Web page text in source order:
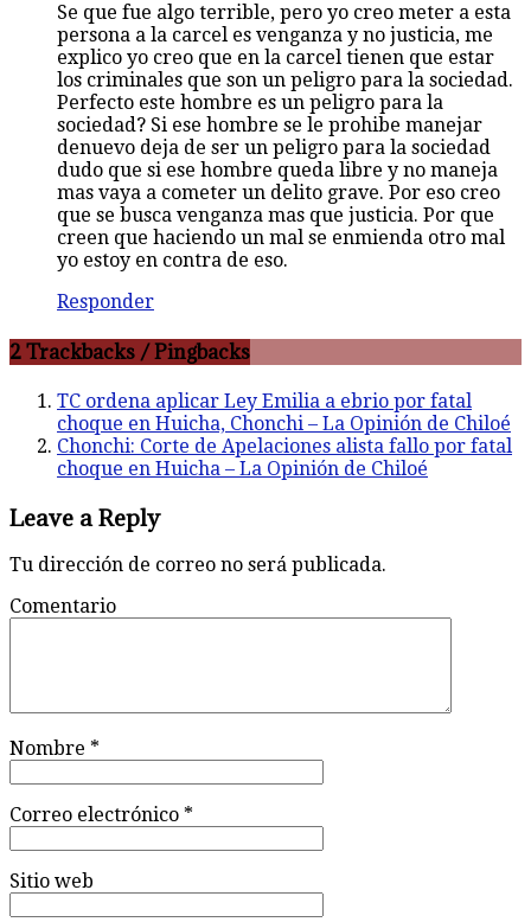
Se que fue algo terrible, pero yo creo meter a esta
persona a la carcel es venganza y no justicia, me
explico yo creo que en la carcel tienen que estar
los criminales que son un peligro para la sociedad.
Perfecto este hombre es un peligro para la
sociedad? Si ese hombre se le prohibe manejar
denuevo deja de ser un peligro para la sociedad
dudo que si ese hombre queda libre y no maneja
mas vaya a cometer un delito grave. Por eso creo
que se busca venganza mas que justicia. Por que
creen que haciendo un mal se enmienda otro mal
yo estoy en contra de eso.
Responder
2 Trackbacks / Pingbacks
TC ordena aplicar Ley Emilia a ebrio por fatal
choque en Huicha, Chonchi – La Opinión de Chiloé
Chonchi: Corte de Apelaciones alista fallo por fatal
choque en Huicha – La Opinión de Chiloé
Leave a Reply
Tu dirección de correo no será publicada.
Comentario
Nombre *
Correo electrónico *
Sitio web